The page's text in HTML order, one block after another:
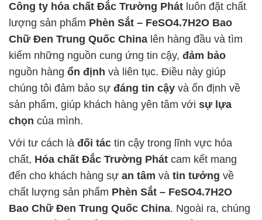
Công ty hóa chất Đắc Trường Phát luôn đặt chất
lượng sản phẩm Phèn Sắt – FeSO4.7H2O Bao
Chữ Đen Trung Quốc China lên hàng đầu và tìm
kiếm những nguồn cung ứng tin cậy, đảm bảo
nguồn hàng ổn định và liên tục. Điều này giúp
chúng tôi đảm bảo sự đáng tin cậy và ổn định về
sản phẩm, giúp khách hàng yên tâm với sự lựa
chọn của mình.
Với tư cách là đối tác tin cậy trong lĩnh vực hóa
chất, Hóa chất Đắc Trường Phát cam kết mang
đến cho khách hàng sự an tâm và tin tưởng về
chất lượng sản phẩm Phèn Sắt – FeSO4.7H2O
Bao Chữ Đen Trung Quốc China. Ngoài ra, chúng